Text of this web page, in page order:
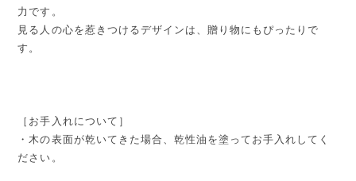
力です。
見る人の心を惹きつけるデザインは、贈り物にもぴったりで
す。
［お手入れについて］
・木の表面が乾いてきた場合、乾性油を塗ってお手入れしてく
ださい。